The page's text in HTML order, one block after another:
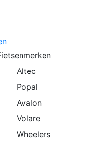
Altec
Popal
Avalon
Volare
Wheelers